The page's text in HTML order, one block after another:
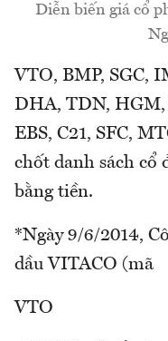
Diễn biến giá cổ
VTO, BMP, SGC,
DHA, TDN, HGM,
EBS, C21, SFC,
chốt danh sách cổ
bằng tiền.
*Ngày 9/6/2014,
dầu VITACO (mã
VTO